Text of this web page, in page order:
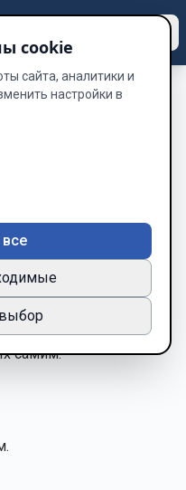
самим.
cookie
сайта, аналитики и
настройки в